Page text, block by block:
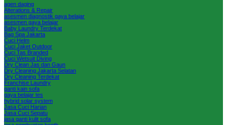
agen daging
Alterations & Repair
asesmen diagnostik gaya belajar
asesmen gaya belajar
Baby Laundry Terdekat
Bag Spa Jakarta
Cuci Helm
Cuci Jaket Outdoor
Cuci Tas Branded
Cuci Wetsuit Diving
Dry Clean Jas dan Gaun
Dry Cleaning Jakarta Selatan
Dry Cleaning Terdekat
Franchise Laundry
ganti kain sofa
gaya belajar tes
hybrid solar system
Jasa Cuci Harian
Jasa Cuci Sepatu
jasa ganti kulit sofa